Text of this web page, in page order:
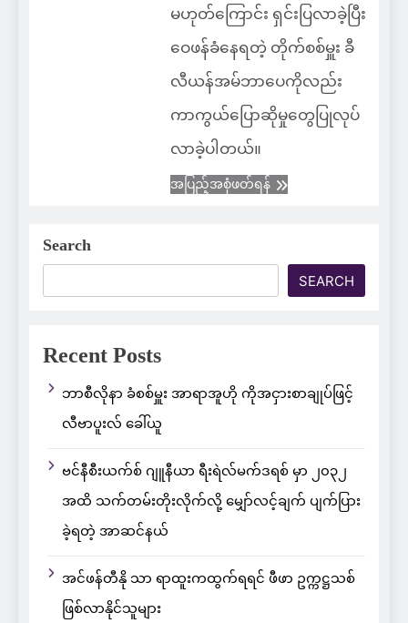
မဟုတ်ကြောင်း ရှင်းပြလာခဲ့ပြီး
ဝေဖန်ခံနေရတဲ့ တိုက်စစ်မှူး ခီ
လီယန်အမ်ဘာပေကိုလည်း
ကာကွယ်ပြောဆိုမှုတွေပြုလုပ်
လာခဲ့ပါတယ်။
အပြည့်အစုံဖတ်ရန်
Search
SEARCH
Recent Posts
ဘာစီလိုနာ ခံစစ်မှူး အာရာအူဟို ကိုအငှားစာချုပ်ဖြင့်
လီဗာပူးလ် ခေါ်ယူ
ဗင်နီစီးယက်စ် ဂျူနီယာ ရီးရဲလ်မက်ဒရစ် မှာ ၂၀၃၂
အထိ သက်တမ်းတိုးလိုက်လို့ မျှော်လင့်ချက် ပျက်ပြား
ခဲ့ရတဲ့ အာဆင်နယ်
အင်ဖန်တီနို သာ ရာထူးကထွက်ရရင် ဖီဖာ ဥက္ကဋ္ဌသစ်
ဖြစ်လာနိုင်သူများ